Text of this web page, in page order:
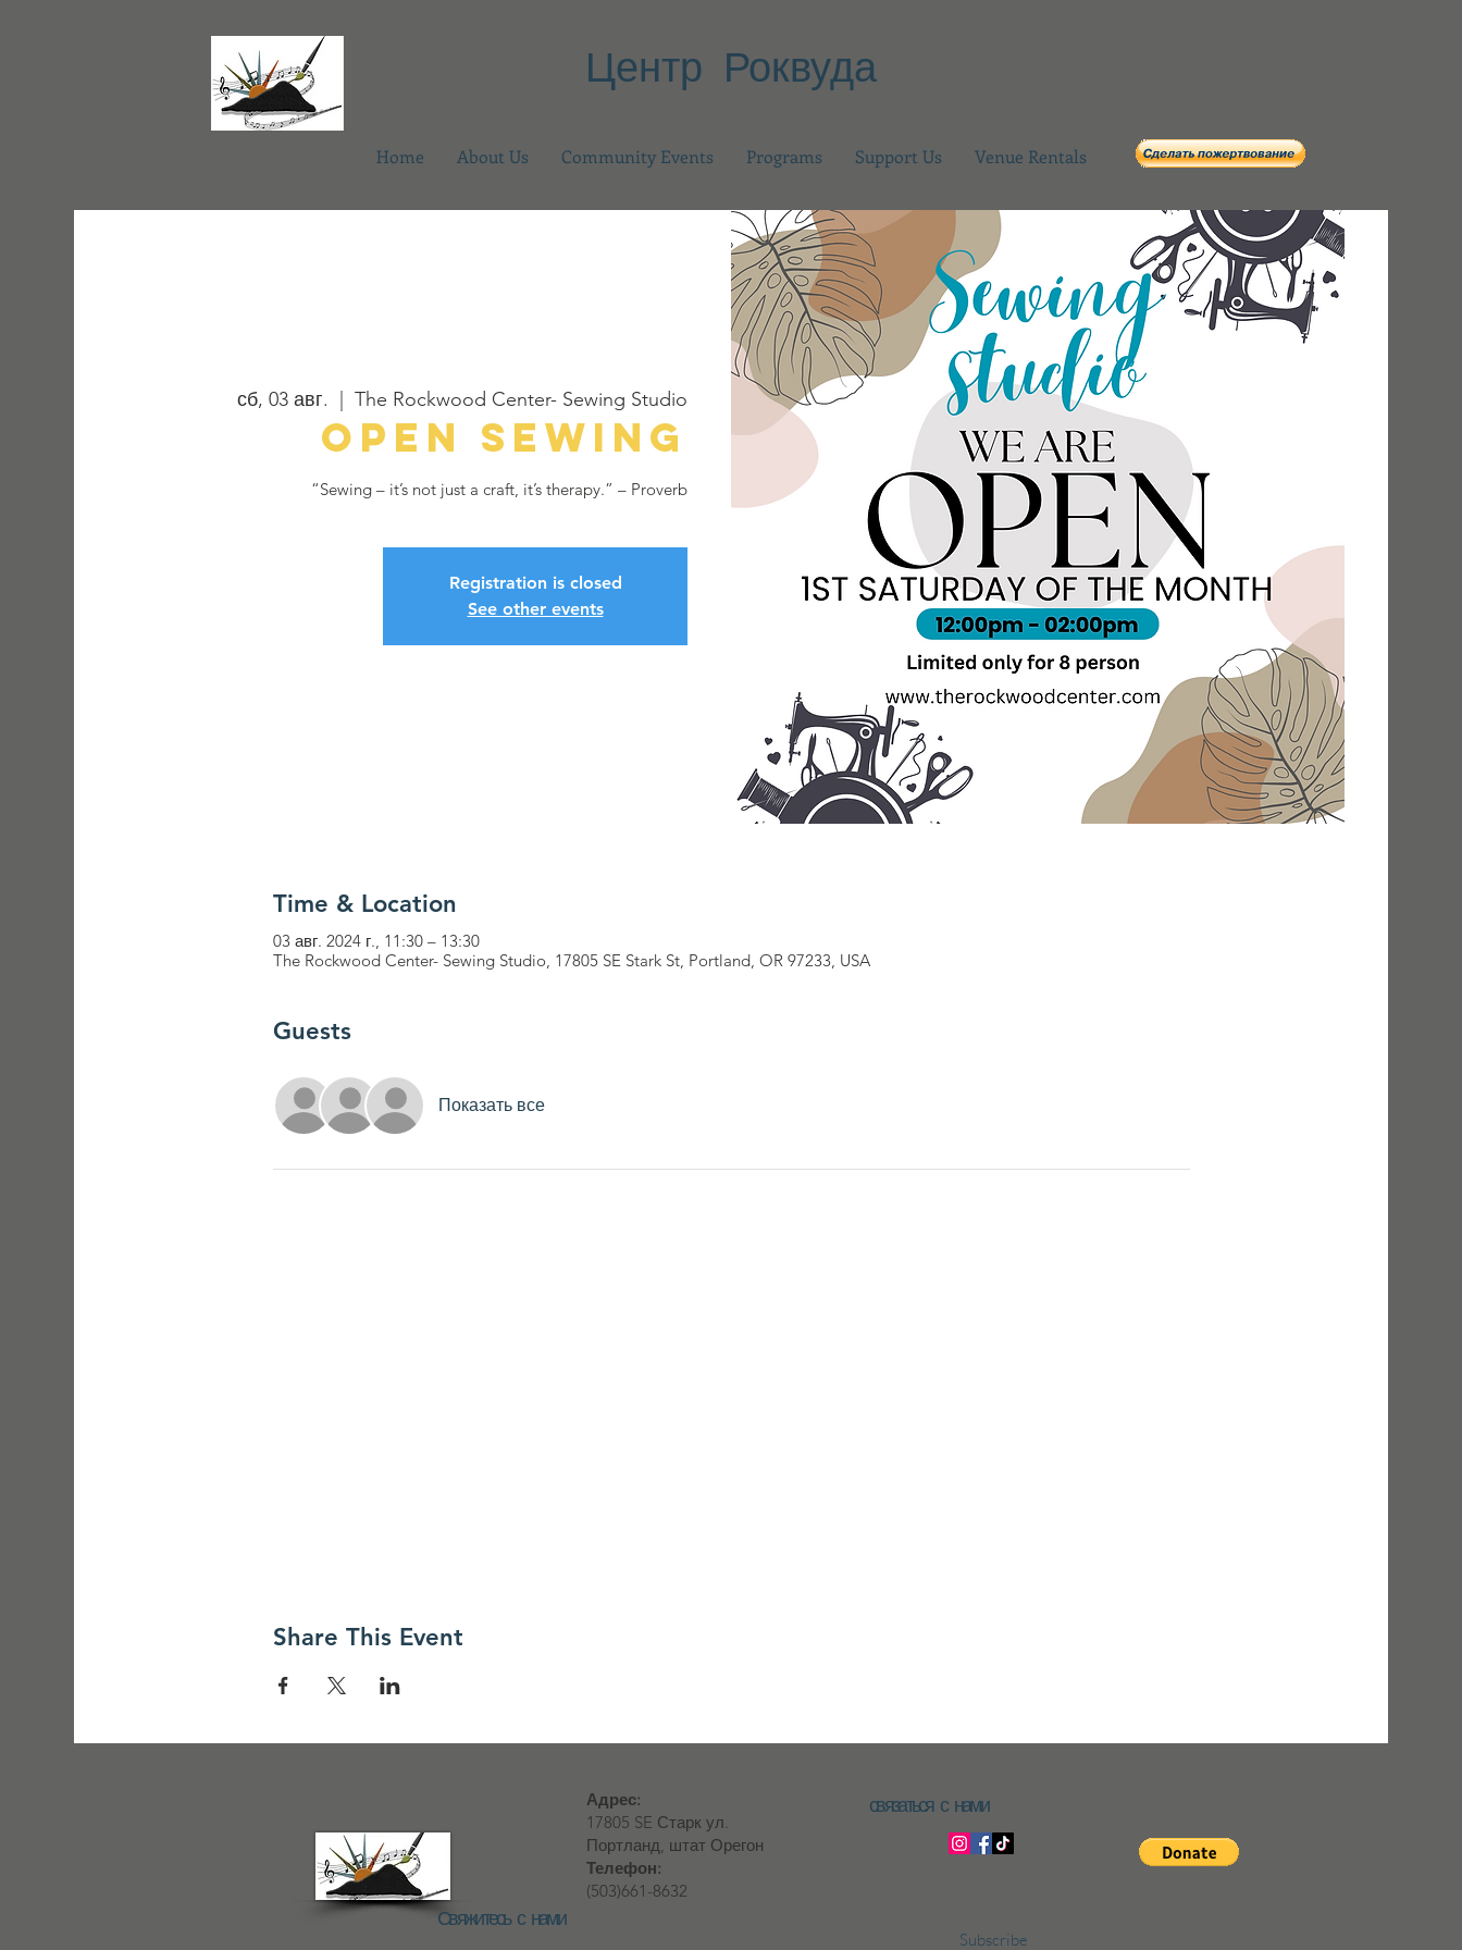
Центр Роквуда
Home About Us Community Events Programs Support Us Venue Rentals
сб, 03 авг. The Rockwood Center- Sewing Studio
Open Sewing
“Sewing – it’s not just a craft, it’s therapy.” – Proverb
Registration is closed
See other events
Time & Location
03 авг. 2024 г., 11:30 – 13:30
The Rockwood Center- Sewing Studio, 17805 SE Stark St, Portland, OR 97233, USA
Guests
Показать все
Share This Event
Адрес:
17805 SE Старк ул.
Портланд, штат Орегон
Телефон:
(503)661-8632
связаться с нами
Свяжитесь с нами
Subscribe